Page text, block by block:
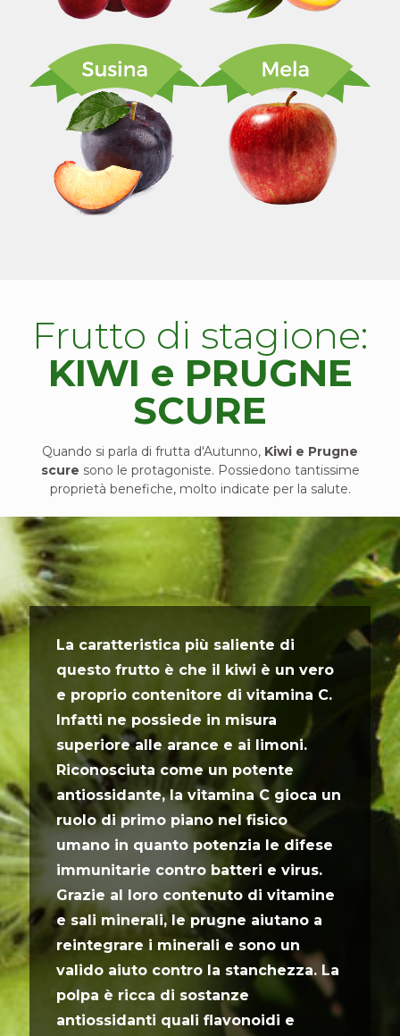
Frutto di stagione:
KIWI e PRUGNE
SCURE
Quando si parla di frutta d'Autunno, Kiwi e Prugne
scure sono le protagoniste. Possiedono tantissime
proprietà benefiche, molto indicate per la salute.
La caratteristica più saliente di
questo frutto è che il kiwi è un vero
e proprio contenitore di vitamina C.
Infatti ne possiede in misura
superiore alle arance e ai limoni.
Riconosciuta come un potente
antiossidante, la vitamina C gioca un
ruolo di primo piano nel fisico
umano in quanto potenzia le difese
immunitarie contro batteri e virus.
Grazie al loro contenuto di vitamine
e sali minerali, le prugne aiutano a
reintegrare i minerali e sono un
valido aiuto contro la stanchezza. La
polpa è ricca di sostanze
antiossidanti quali flavonoidi e